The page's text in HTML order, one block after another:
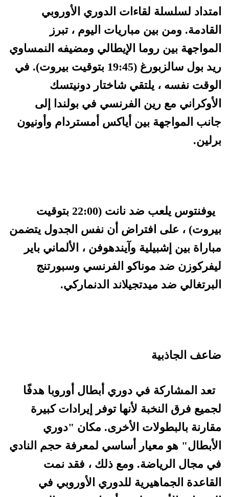
امتداد لسلسلة لقاءات الدوري الأوروبي
القادمة. ومن بين مباريات اليوم ، تبرز
المواجهة بين روما الإيطالي ومضيفه النمساوي
ريد بول سالزبورغ (19:45 بتوقيت بيروت). في
الوقت نفسه ، يلتقي شاختار دونيتسك
الأوكراني مع رين الفرنسي في بولندا إلى
جانب المواجهة بين أياكس أمستردام وأونيون
برلين.
يوفنتوس يلعب ضد نانت (22:00 بتوقيت
بيروت) ، على افتراض أن نفس الجدول يتضمن
مباراة بين إشبيلية وآيندهوفن ، الألماني باير
ليفركوزن ضد موناكو الفرنسي وسبورتنج
البرتغالي ضد ميدتجيلاند الدنماركي.
ضاعف الجاذبية
تعد المشاركة في دوري أبطال أوروبا هدفًا
لجميع فرق النخبة لأنها توفر إيرادات كبيرة
مقارنة بالبطولات الأخرى. مكان "دوري
الأبطال" هو معيار أساسي لمعرفة حجم النادي
في مجال الرياضة. ومع ذلك ، فقد نمت
القاعدة الجماهيرية للدوري الأوروبي في